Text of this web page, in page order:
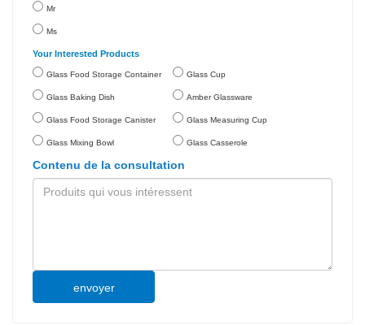
Mr
Ms
Your Interested Products
Glass Food Storage Container
Glass Baking Dish
Glass Food Storage Canister
Glass Mixing Bowl
Glass Cup
Amber Glassware
Glass Measuring Cup
Glass Casserole
Contenu de la consultation
envoyer